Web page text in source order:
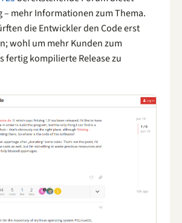
– mehr Informationen zum Thema.
die Entwickler den Code erst
wohl um mehr Kunden zum
fertig kompilierte Release zu